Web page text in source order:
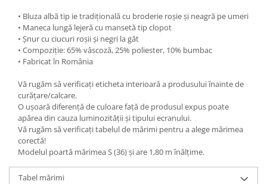
• Bluza albă tip ie tradițională cu broderie roșie și neagră pe umeri
• Maneca lungă lejeră cu mansetă tip clopot
• Șnur cu ciucuri roșii și negri la gât
• Compoziție: 65% vâscoză, 25% poliester, 10% bumbac
• Fabricat în România
Vă rugăm să verificați eticheta interioară a produsului înainte de
curățare/calcare.
O ușoară diferență de culoare față de produsul expus poate
apărea din cauza luminozității și tipului ecranului.
Vă rugăm să verificați tabelul de mărimi pentru a alege mărimea
corectă!
Modelul poartă mărimea S (36) și are 1,80 m înălțime.
Tabel mărimi